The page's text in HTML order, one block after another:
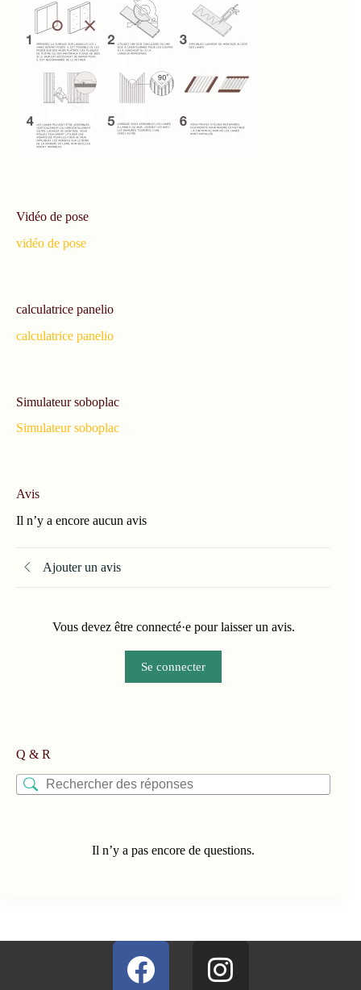
Vidéo de pose
vidéo de pose
calculatrice panelio
calculatrice panelio
Simulateur soboplac
Simulateur soboplac
Avis
Il n’y a encore aucun avis
Ajouter un avis
Vous devez être connecté·e pour laisser un avis.
Se connecter
Q & R
Il n’y a pas encore de questions.